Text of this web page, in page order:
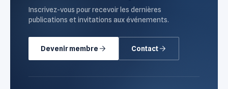
Inscrivez-vous pour recevoir les dernières
publications et invitations aux événements.
Devenir membre Contact